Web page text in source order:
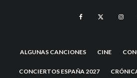
ALGUNAS CANCIONES CINE
CONCIERTOS ESPAÑA 2027